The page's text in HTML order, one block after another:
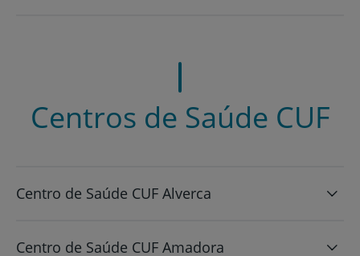
Centros de Saúde CUF
Centro de Saúde CUF Alverca
Centro de Saúde CUF Amadora